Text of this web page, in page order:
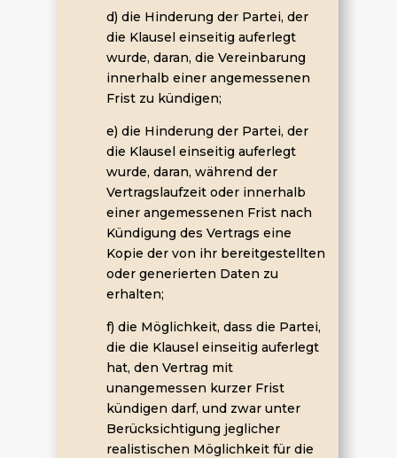
d) die Hinderung der Partei, der
die Klausel einseitig auferlegt
wurde, daran, die Vereinbarung
innerhalb einer angemessenen
Frist zu kündigen;
e) die Hinderung der Partei, der
die Klausel einseitig auferlegt
wurde, daran, während der
Vertragslaufzeit oder innerhalb
einer angemessenen Frist nach
Kündigung des Vertrags eine
Kopie der von ihr bereitgestellten
oder generierten Daten zu
erhalten;
f) die Möglichkeit, dass die Partei,
die die Klausel einseitig auferlegt
hat, den Vertrag mit
unangemessen kurzer Frist
kündigen darf, und zwar unter
Berücksichtigung jeglicher
realistischen Möglichkeit für die